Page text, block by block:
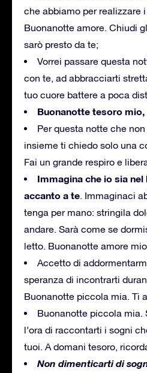
che abbiamo per realizzare
Buonanotte amore. Chiudi
sarò presto da te;
Vorrei passare questa
con te, ad abbracciarti
tuo cuore battere a poca
Buonanotte tesoro mio,
Per questa notte che
insieme ti chiedo solo una
Fai un grande respiro e
Immagina che io sia
accanto a te. Immaginaci
tenga per mano: stringila
andare. Sarà come se
letto. Buonanotte amore
Accetto di
speranza di incontrarti
Buonanotte piccola mia. Ti
Buonanotte piccola mia.
l’ora di raccontarti i sogni
tuoi. A domani tesoro,
Non dimenticarti di